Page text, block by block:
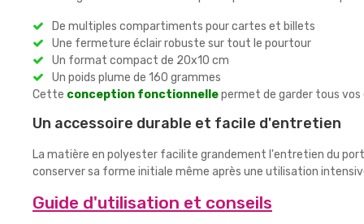
De multiples compartiments pour cartes et billets
Une fermeture éclair robuste sur tout le pourtour
Un format compact de 20x10 cm
Un poids plume de 160 grammes
Cette conception fonctionnellepermet de garder tous
Un accessoire durable et facile d'entretien
La matière en polyester facilite grandement l'entretien du
conserver sa forme initiale même après une utilisation
Guide d'utilisation et conseils